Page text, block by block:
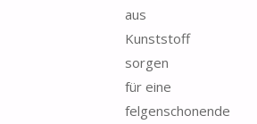
aus
Kunststoff
sorgen
für eine
felgenschonende